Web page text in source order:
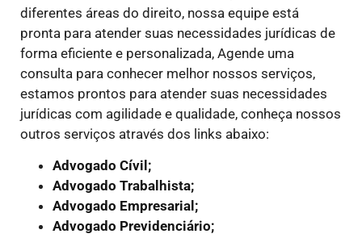
diferentes áreas do direito, nossa equipe está
pronta para atender suas necessidades jurídicas de
forma eficiente e personalizada, Agende uma
consulta para conhecer melhor nossos serviços,
estamos prontos para atender suas necessidades
jurídicas com agilidade e qualidade, conheça nossos
outros serviços através dos links abaixo:
Advogado Cívil;
Advogado Trabalhista;
Advogado Empresarial;
Advogado Previdenciário;